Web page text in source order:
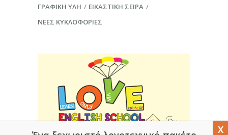
ΓΡΑΦΙΚΉ ΎΛΗ
ΕΙΚΑΣΤΙΚΉ ΣΕΙΡΆ
ΝΈΕΣ ΚΥΚΛΟΦΟΡΊΕΣ